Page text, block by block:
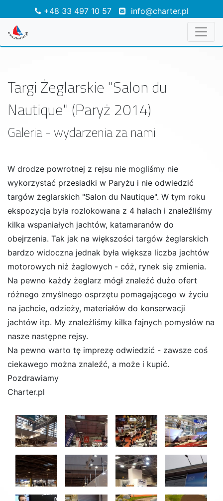
+48 33 497 10 57 info@charter.pl
Targi Żeglarskie "Salon du
Nautique" (Paryż 2014)
Galeria - wydarzenia za nami
W drodze powrotnej z rejsu nie mogliśmy nie
wykorzystać przesiadki w Paryżu i nie odwiedzić
targów żeglarskich "Salon du Nautique". W tym roku
ekspozycja była rozlokowana z 4 halach i znaleźliśmy
kilka wspaniałych jachtów, katamaranów do
obejrzenia. Tak jak na większości targów żeglarskich
bardzo widoczna jednak była większa liczba jachtów
motorowych niż żaglowych - cóż, rynek się zmienia.
Na pewno każdy żeglarz mógł znaleźć dużo ofert
różnego zmyślnego osprzętu pomagającego w życiu
na jachcie, odzieży, materiałów do konserwacji
jachtów itp. My znaleźliśmy kilka fajnych pomysłów na
nasze następne rejsy.
Na pewno warto tę imprezę odwiedzić - zawsze coś
ciekawego można znaleźć, a może i kupić.
Pozdrawiamy
Charter.pl